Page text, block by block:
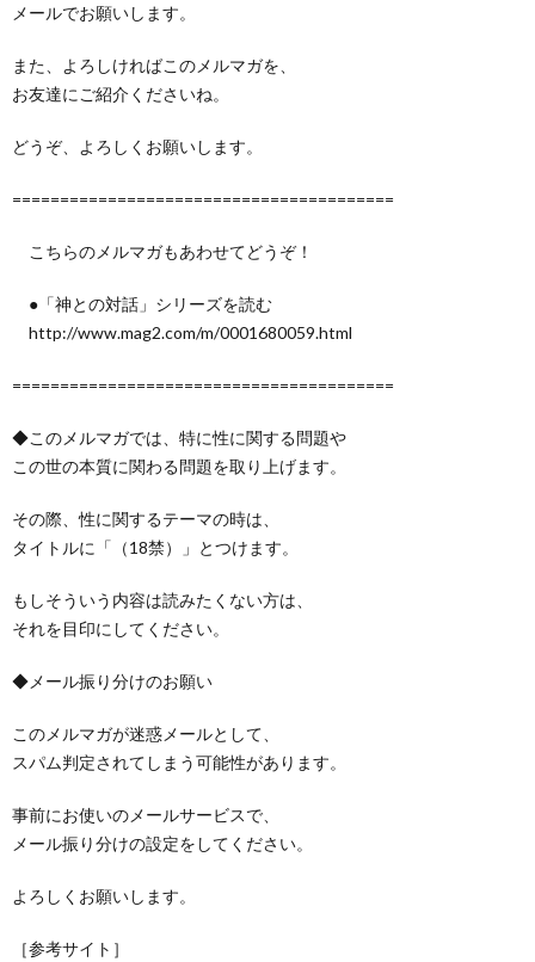
メールでお願いします。
また、よろしければこのメルマガを、
お友達にご紹介くださいね。
どうぞ、よろしくお願いします。
========================================
こちらのメルマガもあわせてどうぞ！
●「神との対話」シリーズを読む
http://www.mag2.com/m/0001680059.html
========================================
◆このメルマガでは、特に性に関する問題や
この世の本質に関わる問題を取り上げます。
その際、性に関するテーマの時は、
タイトルに「（18禁）」とつけます。
もしそういう内容は読みたくない方は、
それを目印にしてください。
◆メール振り分けのお願い
このメルマガが迷惑メールとして、
スパム判定されてしまう可能性があります。
事前にお使いのメールサービスで、
メール振り分けの設定をしてください。
よろしくお願いします。
［参考サイト］